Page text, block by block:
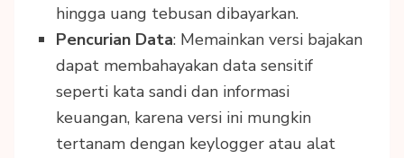
hingga uang tebusan dibayarkan.
Pencurian Data: Memainkan versi bajakan
dapat membahayakan data sensitif
seperti kata sandi dan informasi
keuangan, karena versi ini mungkin
tertanam dengan keylogger atau alat